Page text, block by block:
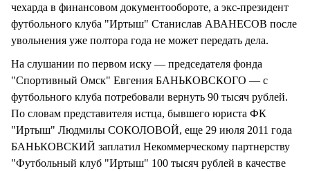
чехарда в финансовом документообороте, а экс-президент
футбольного клуба "Иртыш" Станислав АВАНЕСОВ после
увольнения уже полтора года не может передать дела.
На слушании по первом иску — председателя фонда
"Спортивный Омск" Евгения БАНЬКОВСКОГО — с
футбольного клуба потребовали вернуть 90 тысяч рублей.
По словам представителя истца, бывшего юриста ФК
"Иртыш" Людмилы СОКОЛОВОЙ, еще 29 июля 2011 года
БАНЬКОВСКИЙ заплатил Некоммерческому партнерству
"Футбольный клуб "Иртыш" 100 тысяч рублей в качестве